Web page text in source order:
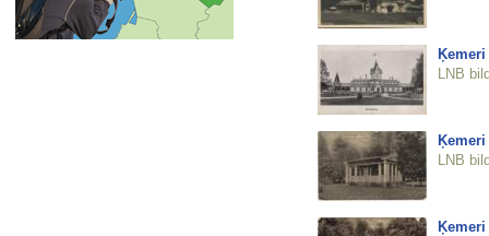
Ķemeri
LNB
Ķemeri
LNB
Ķemeri